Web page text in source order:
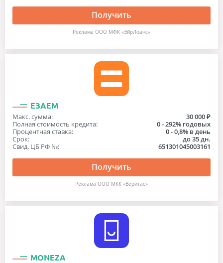
Получить
Реклама ООО МФК «ЭйрЛоанс»
ЕЗАЕМ
Макс. сумма:
30 000 ₽
Полная стоимость кредита:
0 - 292% годовых
Процентная ставка:
0 - 0,8% в день
Срок:
до 35 дн.
Свид. ЦБ РФ №:
651301045003161
Получить
Реклама ООО МКК «Веритас»
MONEZA